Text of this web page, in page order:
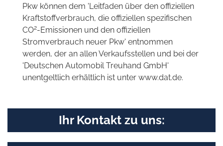
Pkw können dem 'Leitfaden über den offiziellen
Kraftstoffverbrauch, die offiziellen spezifischen
CO2-Emissionen und den offiziellen
Stromverbrauch neuer Pkw' entnommen
werden, der an allen Verkaufsstellen und bei der
'Deutschen Automobil Treuhand GmbH'
unentgeltlich erhältlich ist unter www.dat.de.
Ihr Kontakt zu uns: